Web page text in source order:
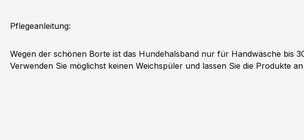
Pflegeanleitung:
Wegen der schönen Borte ist das Hundehalsband nur für Handwäsche bis
Verwenden Sie möglichst keinen Weichspüler und lassen Sie die Produkte